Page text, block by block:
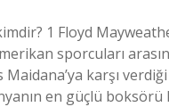
1 Floyd
sporcuları
Maidana’ya karşı
en güçlü